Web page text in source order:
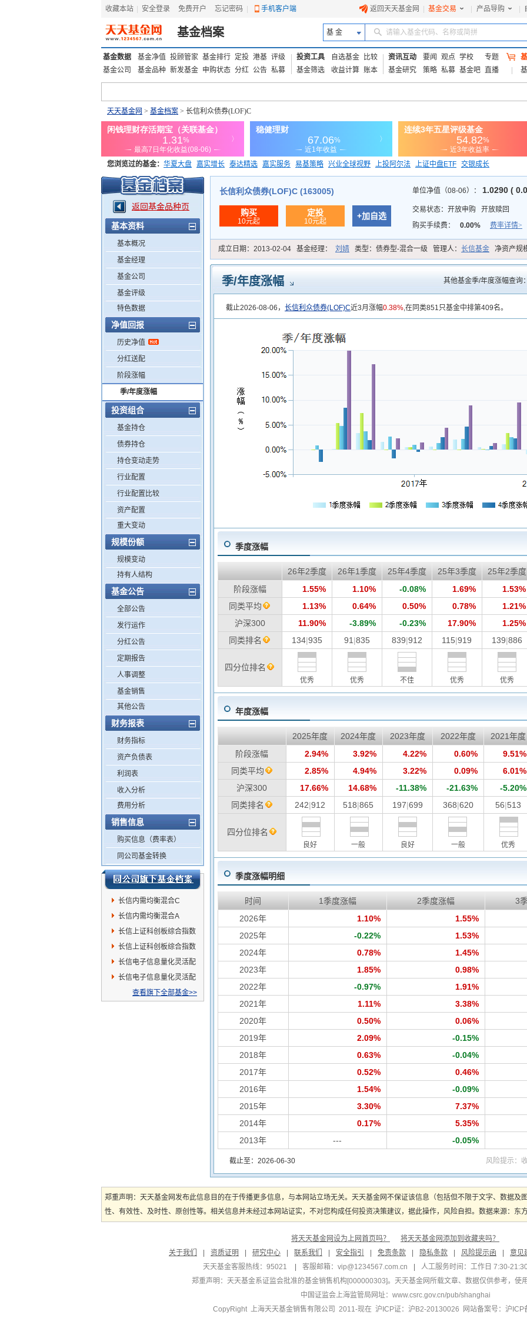
收藏本站 安全登录 免费开户 忘记密码 手机客户端 返回天天基金网 基金交易 产品导购
基金档案 基 金 请输入基金代码、名称或简拼
基金数据 基金净值 投顾管家 基金排行 定投 港基 评级
基金公司
基金品种 新发基金 申购状态 分红 公告 私募
投资工具 自选基金
比较
基金筛选
收益计算 账本
资讯互动 要闻 观点 学校
专题
基金研究
策略 私募 基金吧 直播
天天基金网 > 基金档案 > 长信利众债券(LOF)C
您浏览过的基金： 华夏大盘 嘉实增长 泰达精选 嘉实服务 易基策略 兴业全球视野 上投阿尔法 上证中盘ETF 交银成长
添富优势 华安宏利 上证180价值ETF
返回基金品种页
基本资料
基本概况
基金经理
基金公司
基金评级
特色数据
净值回报
历史净值
分红送配
阶段涨幅
季/年度涨幅
投资组合
基金持仓
债券持仓
持仓变动走势
行业配置
行业配置比较
资产配置
重大变动
规模份额
规模变动
持有人结构
基金公告
全部公告
发行运作
分红公告
定期报告
人事调整
基金销售
其他公告
财务报表
财务指标
资产负债表
利润表
收入分析
费用分析
销售信息
购买信息（费率表）
同公司基金转换
长信内需均衡混合C
长信内需均衡混合A
长信上证科创板综合指数
增强C
长信上证科创板综合指数
增强A
长信电子信息量化灵活配
置混合C
长信电子信息量化灵活配
置混合A查看旗下全部基金>>
长信利众债券(LOF)C (163005)
购买
10元起
定投
10元起
+加自选
单位净值（08-06）： 1.0290 (
交易状态： 开放申购
开放赎回
购买手续费：
0.00% 费率详情>
成立日期： 2013-02-04 基金经理： 刘婧 类型： 债券型-混合一级 管理人： 长信基金 净资产规
季/年度涨幅 其他基金季/年度涨幅查询
截止2026-08-06， 长信利众债券(LOF)C近3月涨幅0.38%,在同类851只基金中排第409名。
季度涨幅
26年2季度 26年1季度 25年4季度 25年3季度
25年2季度
阶段涨幅
1.55% 1.10% -0.08% 1.69%
1.53%
同类平均
1.13% 0.64% 0.50% 0.78%
1.21%
沪深300
11.90% -3.89% -0.23% 17.90%
1.25%
同类排名
134|935 91 |835 839|912 115|919 139|886
四分位排名
优秀 优秀 不佳 优秀 优秀
年度涨幅
2025年度 2024年度 2023年度 2022年度
2021年度
阶段涨幅
2.94% 3.92% 4.22% 0.60%
9.51%
同类平均
2.85% 4.94% 3.22% 0.09%
6.01%
沪深300
17.66% 14.68% -11.38% -21.63%
-5.20%
同类排名
242|912 518|865 197|699 368|620 56|513
四分位排名
良好 一般 良好 一般 优秀
季度涨幅明细
时间 1季度涨幅 2季度涨幅
3
2026年
1.10%
1.55%
2025年
-0.22%
1.53%
2024年
0.78%
1.45%
2023年
1.85%
0.98%
2022年
-0.97%
1.91%
2021年
1.11%
3.38%
2020年
0.50%
0.06%
2019年
2.09%
-0.15%
2018年
0.63%
-0.04%
2017年
0.52%
0.46%
2016年
1.54%
-0.09%
2015年
3.30%
7.37%
2014年
0.17%
5.35%
2013年
--- -0.05%
截止至：2026-06-30 风险提示：
郑重声明：天天基金网发布此信息目的在于传播更多信息，与本网站立场无关。天天基金网不保证该信息（包括但不限于文字、数据及
性、有效性、及时性、原创性等。相关信息并未经过本网站证实，不对您构成任何投资决策建议，据此操作，风险自担。数据来源：东
将天天基金网设为上网首页吗？
将天天基金网添加到收藏夹吗？
关于我们
资质证明 研究中心 联系我们 安全指引 免责条款 隐私条款 风险提示函
意见
天天基金客服热线：95021
客服邮箱： vip@1234567.com.cn
人工服务时间：工作日 7:30-
郑重声明： 天天基金系证监会批准的基金销售机构[000000303]。天天基金网所载文章、数据仅供参考，使
中国证监会上海监管局网址： www.csrc.gov.cn/pub/shanghai
CopyRight 上海天天基金销售有限公司 2011-现在 沪ICP证：沪B2-20130026
网站备案号：沪